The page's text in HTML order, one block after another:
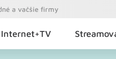
a vačšie firmy